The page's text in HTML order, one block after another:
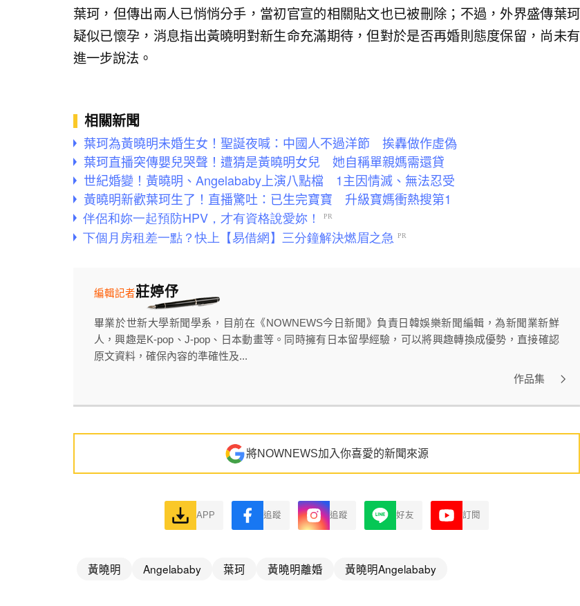
葉珂，但傳出兩人已悄悄分手，當初官宣的相關貼文也已被刪除；不過，外界盛傳葉珂
疑似已懷孕，消息指出黃曉明對新生命充滿期待，但對於是否再婚則態度保留，尚未有
進一步說法。
相關新聞
葉珂為黃曉明未婚生女！聖誕夜喊：中國人不過洋節 挨轟做作虛偽
葉珂直播突傳嬰兒哭聲！遭猜是黃曉明女兒 她自稱單親媽需還貸
世紀婚變！黃曉明、Angelababy上演八點檔 1主因情滅、無法忍受
黃曉明新歡葉珂生了！直播驚吐：已生完寶寶 升級寶媽衝熱搜第1
莊婷伃
編輯記者
畢業於世新大學新聞學系，目前在《NOWNEWS今日新聞》負責日韓娛樂新聞編輯，為新聞業新鮮
人，興趣是K-pop、J-pop、日本動畫等。同時擁有日本留學經驗，可以將興趣轉換成優勢，直接確認
原文資料，確保內容的準確性及...
作品集
將NOWNEWS加入你喜愛的新聞來源
APP 追蹤 追蹤 好友 訂閱
黃曉明 Angelababy 葉珂 黃曉明離婚 黃曉明Angelababy